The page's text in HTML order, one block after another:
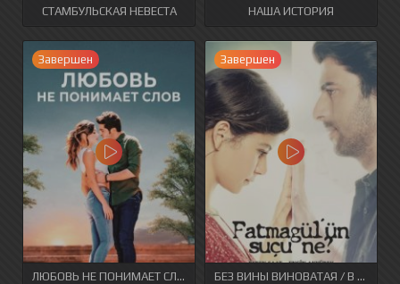
СТАМБУЛЬСКАЯ НЕВЕСТА НАША ИСТОРИЯ
Завершен
ЛЮБОВЬ НЕ ПОНИМАЕТ СЛОВ
Завершен
БЕЗ ВИНЫ ВИНОВАТАЯ / В ЧЕМ ВИНА ФАТМАГЮЛЬ?